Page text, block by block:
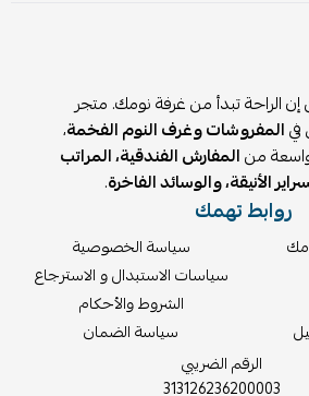
إن الراحة تبدأ من غرفة نومك. متجر
المفروشات وغرف النوم الفخمة،
منالمفارش الفندقية، المراتب
الأنيقة، والوسائد الفاخرة.
روابط تهمك
سياسة الخصوصية
سياسات الاستبدال و الاسترجاع
الشروط والأحكام
سياسة الضمان
الرقم الضريبي
313126236200003